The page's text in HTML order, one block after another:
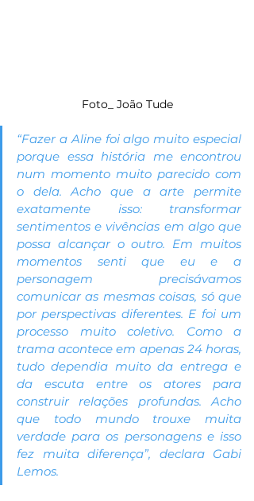
Foto_ João Tude
“Fazer a Aline foi algo muito especial
porque essa história me encontrou
num momento muito parecido com
o dela. Acho que a arte permite
exatamente isso: transformar
sentimentos e vivências em algo que
possa alcançar o outro. Em muitos
momentos senti que eu e a
personagem precisávamos
comunicar as mesmas coisas, só que
por perspectivas diferentes. E foi um
processo muito coletivo. Como a
trama acontece em apenas 24 horas,
tudo dependia muito da entrega e
da escuta entre os atores para
construir relações profundas. Acho
que todo mundo trouxe muita
verdade para os personagens e isso
fez muita diferença”, declara Gabi
Lemos.